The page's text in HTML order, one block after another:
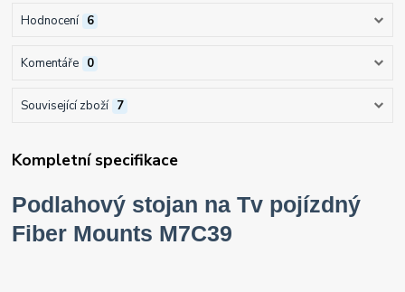
Hodnocení 6
Komentáře 0
Související zboží 7
Kompletní specifikace
Podlahový stojan na Tv pojízdný
Fiber Mounts M7C39